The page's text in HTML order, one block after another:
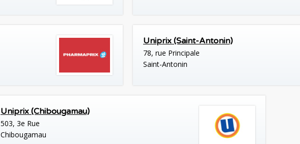
Uniprix (Saint-Antonin)
78, rue Principale
Saint-Antonin
Uniprix (Chibougamau)
503, 3e Rue
Chibougamau